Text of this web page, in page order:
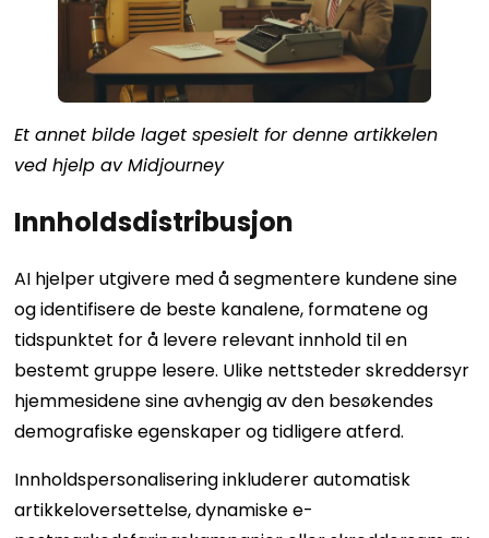
Et annet bilde laget spesielt for denne artikkelen
ved hjelp av Midjourney
Innholdsdistribusjon
AI hjelper utgivere med å segmentere kundene sine
og identifisere de beste kanalene, formatene og
tidspunktet for å levere relevant innhold til en
bestemt gruppe lesere. Ulike nettsteder skreddersyr
hjemmesidene sine avhengig av den besøkendes
demografiske egenskaper og tidligere atferd.
Innholdspersonalisering inkluderer automatisk
artikkeloversettelse, dynamiske e-